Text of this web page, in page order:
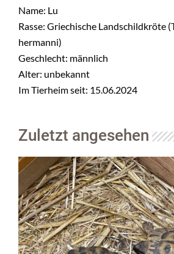
Name: Lu
Rasse: Griechische Landschildkröte
hermanni)
Geschlecht: männlich
Alter: unbekannt
Im Tierheim seit: 15.06.2024
Zuletzt angesehen